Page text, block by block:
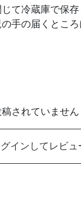
て冷蔵庫で保
手の届くとこ
されていません
グインしてレビュ